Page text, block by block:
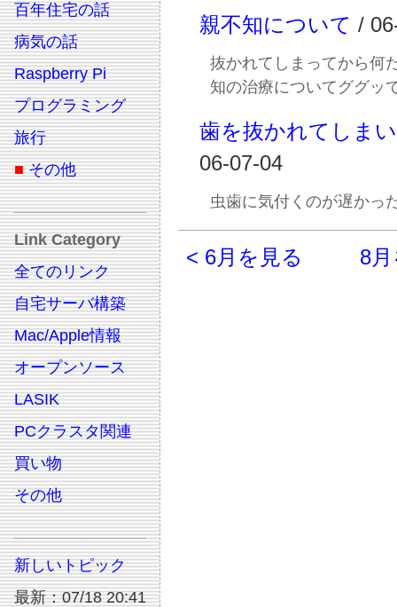
百年住宅の話
病気の話
Raspberry Pi
プログラミング
旅行
■ その他
Link Category
全てのリンク
自宅サーバ構築
Mac/Apple情報
オープンソース
LASIK
PCクラスタ関連
買い物
その他
新しいトピック
最新：07/18 20:41
親不知について /
抜かれてしまってから何
知の治療についてググッ
歯を抜かれてしま
06-07-04
虫歯に気付くのが遅かっ
< 6月を見る 8